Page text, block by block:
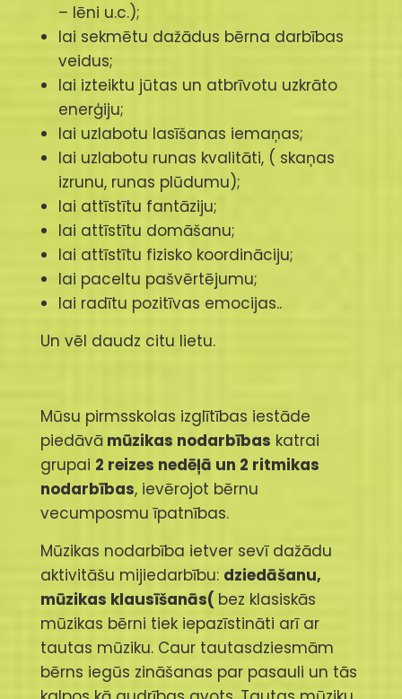
– lēni u.c.);
lai sekmētu dažādus bērna darbības
veidus;
lai izteiktu jūtas un atbrīvotu uzkrāto
enerģiju;
lai uzlabotu lasīšanas iemaņas;
lai uzlabotu runas kvalitāti, ( skaņas
izrunu, runas plūdumu);
lai attīstītu fantāziju;
lai attīstītu domāšanu;
lai attīstītu fizisko koordināciju;
lai paceltu pašvērtējumu;
lai radītu pozitīvas emocijas..
Un vēl daudz citu lietu.
Mūsu pirmsskolas izglītības iestāde
piedāvāmūzikas nodarbības katrai
grupai 2 reizes nedēļā un 2 ritmikas
nodarbības, ievērojot bērnu
vecumposmu īpatnības.
Mūzikas nodarbība ietver sevī dažādu
aktivitāšu mijiedarbību: dziedāšanu,
mūzikas klausīšanās( bez klasiskās
mūzikas bērni tiek iepazīstināti arī ar
tautas mūziku. Caur tautasdziesmām
bērns iegūs zināšanas par pasauli un tās